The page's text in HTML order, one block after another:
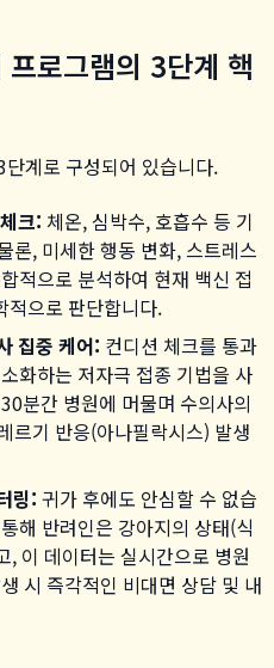
로그램의 3단계 핵
계로 구성되어 있습니다.
크: 체온, 심박수, 호흡수 등 기
론, 미세한 행동 변화, 스트레스
적으로 분석하여 현재 백신 접
적으로 판단합니다.
집중 케어: 컨디션 체크를 통과
화하는 저자극 접종 기법을 사
분간 병원에 머물며 수의사의
르기 반응(아나필락시스) 발생
링: 귀가 후에도 안심할 수 없습
해 반려인은 강아지의 상태(식
, 이 데이터는 실시간으로 병원
시 즉각적인 비대면 상담 및 내